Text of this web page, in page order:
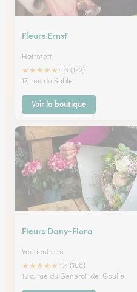
Fleurs Ernst
Hattmatt
★★★★★4.6 (172)
17, rue du Sable
Voir la boutique
Fleurs Dany-Flora
Vendenheim
★★★★★4.7 (168)
13 c, rue du General-de-Gaulle